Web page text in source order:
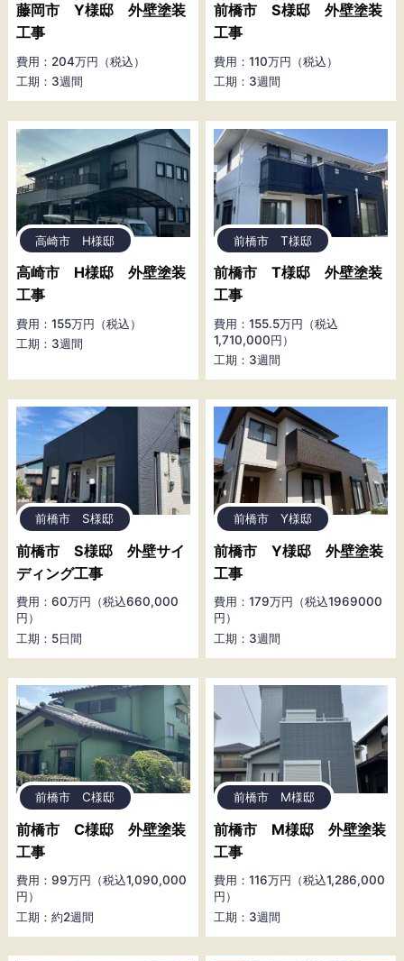
藤岡市 Y様邸 外壁塗装
工事
費用：204万円（税込）
工期：3週間
前橋市 S様邸 外壁塗装
工事
費用：110万円（税込）
工期：3週間
高崎市 H様邸
高崎市 H様邸 外壁塗装
工事
費用：155万円（税込）
工期：3週間
前橋市 T様邸
前橋市 T様邸 外壁塗装
工事
費用：155.5万円（税込
1,710,000円）
工期：3週間
前橋市 S様邸
前橋市 S様邸 外壁サイ
ディング工事
費用：60万円（税込660,000
円）
工期：5日間
前橋市 Y様邸
前橋市 Y様邸 外壁塗装
工事
費用：179万円（税込1969000
円）
工期：3週間
前橋市 C様邸
前橋市 C様邸 外壁塗装
工事
費用：99万円（税込1,090,000
円）
工期：約2週間
前橋市 M様邸
前橋市 M様邸 外壁塗装
工事
費用：116万円（税込1,286,000
円）
工期：3週間